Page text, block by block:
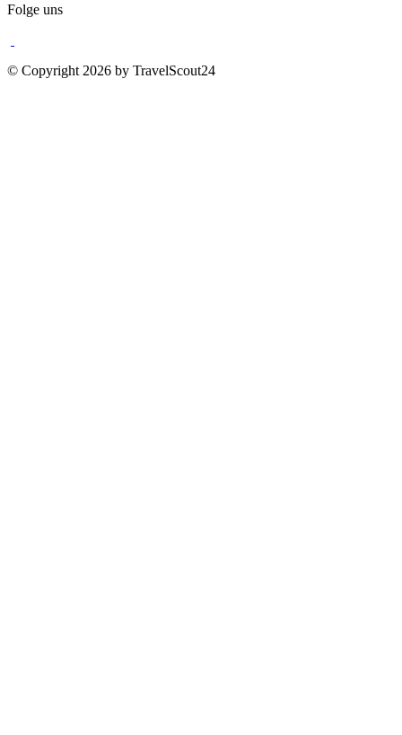
Folge uns
© Copyright 2026 by TravelScout24